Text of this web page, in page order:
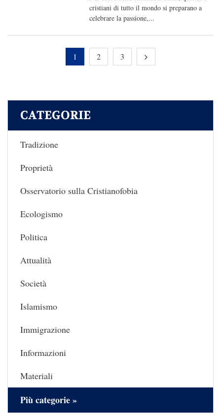
cristiani di tutto il mondo si preparano a
celebrare la passione,...
1 2 3
CATEGORIE
Tradizione
Proprietà
Osservatorio sulla Cristianofobia
Ecologismo
Politica
Attualità
Società
Islamismo
Immigrazione
Informazioni
Materiali
Più categorie »